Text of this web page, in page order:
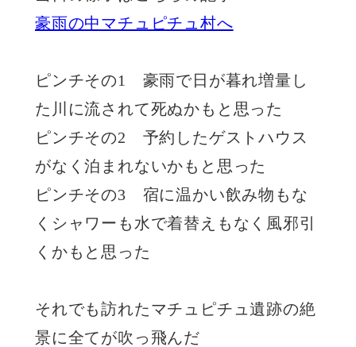
豪雨の中マチュピチュ村へ
ピンチその1 豪雨で日が暮れ増量し
た川に流されて死ぬかもと思った
ピンチその2 予約したゲストハウス
がなく泊まれないかもと思った
ピンチその3 宿に温かい飲み物もな
くシャワーも水で着替えもなく風邪引
くかもと思った
それでも訪れたマチュピチュ遺跡の絶
景に全てが吹っ飛んだ